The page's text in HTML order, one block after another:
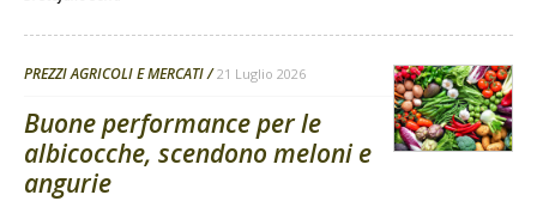
PREZZI AGRICOLI E MERCATI 21 Luglio 2026
Buone performance per le
albicocche, scendono meloni e
angurie